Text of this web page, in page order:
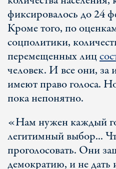
фиксировалось до 24
Кроме того, по
соцполитики,
перемещенных лиц
человек. И все они, за
имеют право голоса.
пока непонятно.
«Нам нужен каждый
легитимный выбор...
проголосовать. Они
демократию, и не